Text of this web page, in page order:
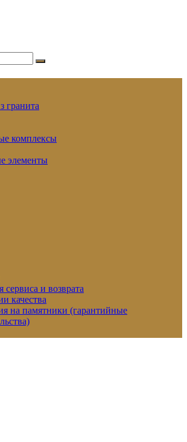
гранита
комплексы
элементы
сервиса и возврата
качества
на памятники (гарантийные